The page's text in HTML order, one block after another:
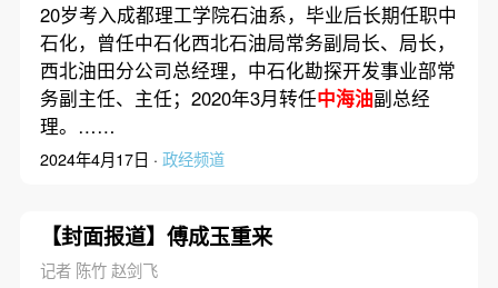
20岁考入成都理工学院石油系，毕业后长期任职中
石化，曾任中石化西北石油局常务副局长、局长，
西北油田分公司总经理，中石化勘探开发事业部常
务副主任、主任；2020年3月转任中海油副总经
理。……
2024年4月17日 · 政经频道
【封面报道】傅成玉重来
记者 陈竹 赵剑飞